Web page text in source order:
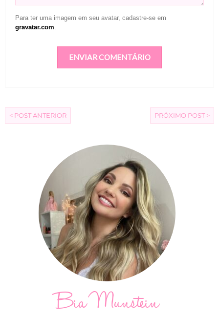
Para ter uma imagem em seu avatar, cadastre-se em
gravatar.com
< POST ANTERIOR PRÓXIMO POST >
Bia Munstein